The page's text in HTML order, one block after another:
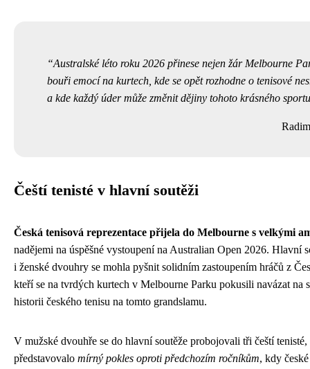
Australské léto roku 2026 přinese nejen žár Melbourne
bouři emocí na kurtech, kde se opět rozhodne o tenisové
a kde každý úder může změnit dějiny tohoto krásného
Čeští tenisté v hlavní soutěži
Česká tenisová reprezentace přijela do Melbourne s velkými
nadějemi na úspěšné vystoupení na Australian Open 2026. Hlavní
i ženské dvouhry se mohla pyšnit solidním zastoupením hráčů z
kteří se na tvrdých kurtech v Melbourne Parku pokusili navázat na
historii českého tenisu na tomto grandslamu.
V mužské dvouhře se do hlavní soutěže probojovali tři čeští tenisté,
představovalo mírný pokles oproti předchozím ročníkům, kdy